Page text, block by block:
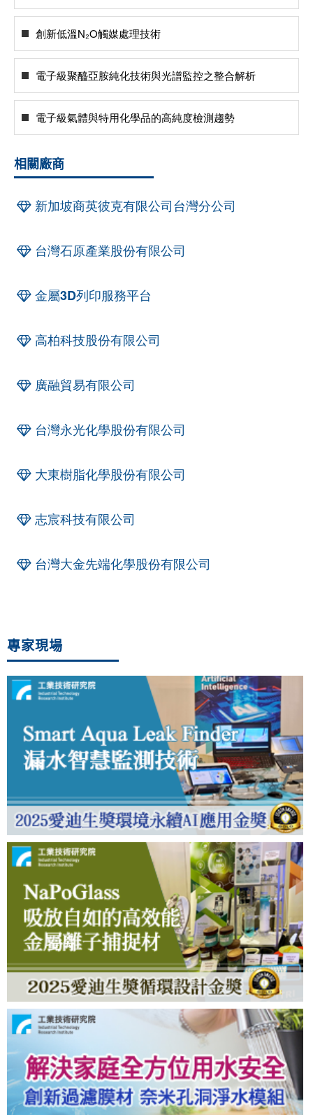
創新低溫N₂O觸媒處理技術
電子級聚醯亞胺純化技術與光譜監控之整合解析
電子級氣體與特用化學品的高純度檢測趨勢
相關廠商
新加坡商英彼克有限公司台灣分公司
台灣石原產業股份有限公司
金屬3D列印服務平台
高柏科技股份有限公司
廣融貿易有限公司
台灣永光化學股份有限公司
大東樹脂化學股份有限公司
志宸科技有限公司
台灣大金先端化學股份有限公司
專家現場